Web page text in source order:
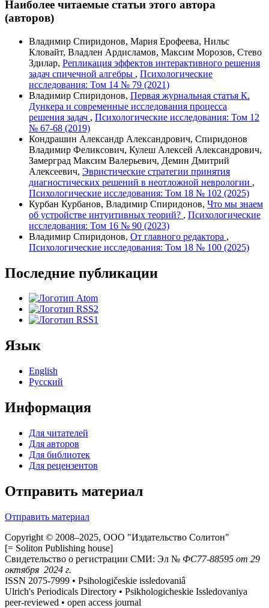
Наиболее читаемые статьи этого автора
(авторов)
Владимир Спиридонов, Мария Ерофеева, Нильс
Кловайт, Владлен Ардисламов, Максим Морозов, Стево
Здилар, Репликация эффектов интерактивного решения
задач спичечной алгебры , Психологические
исследования: Том 14 № 79 (2021)
Владимир Спиридонов, Первая журнальная статья К.
Дункера и современные исследования процесса
решения задач , Психологические исследования: Том 12
№ 67-68 (2019)
Кондрашин Александр Александрович, Спиридонов
Владимир Феликсович, Кулеш Алексей Александрович,
Замерград Максим Валерьевич, Демин Дмитрий
Алексеевич, Эвристические стратегии принятия
диагностических решений в неотложной неврологии ,
Психологические исследования: Том 18 № 102 (2025)
Курбан Курбанов, Владимир Спиридонов, Что мы знаем
об устройстве интуитивных теорий? , Психологические
исследования: Том 16 № 90 (2023)
Владимир Спиридонов, От главного редактора ,
Психологические исследования: Том 18 № 100 (2025)
Последние публикации
Язык
English
Русский
Информация
Для читателей
Для авторов
Для библиотек
Для рецензентов
Отправить материал
Отправить материал
Copyright © 2008–2025, ООО "Издательство Солитон"
[= Soliton Publishing house]
Свидетельство о регистрации СМИ: Эл № ФС77-88595 от 29
октября 2024 г.
ISSN 2075-7999 • Psihologičeskie issledovaniâ
Ulrich's Periodicals Directory • Psikhologicheskie Issledovaniya
peer-reviewed • open access journal